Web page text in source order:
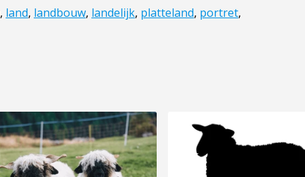
, land, landbouw, landelijk, platteland, portret,